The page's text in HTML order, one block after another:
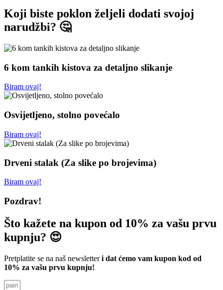
Koji biste poklon željeli dodati svojoj
narudžbi? 🤔
6 kom tankih kistova za detaljno slikanje
Biram ovaj!
Osvijetljeno, stolno povećalo
Biram ovaj!
Drveni stalak (Za slike po brojevima)
Biram ovaj!
Pozdrav!
Što kažete na kupon od 10% za vašu prvu
kupnju? 😍
Pretplatite se na naš newsletteri dat ćemo vam kupon kod od
10% za vašu prvu kupnju!